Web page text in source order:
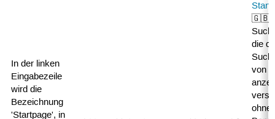
In der linken
Eingabezeile
wird die
Bezeichnung
'Startpage', in
🇬🇧
die
von
ohne